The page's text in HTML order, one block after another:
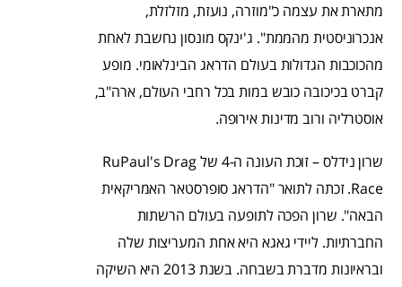
מתארת את עצמה כ"מוזרה, נועזת, מזלזלת,
אנכרוניסטית מהממת". ג'ינקס מונסון נחשבת לאחת
מהכוכבות הגדולות בעולם הדראג הבינלאומי. מופע
קברט בכיכובה כובש במות בכל רחבי העולם, ארה"ב,
אוסטרליה ורוב מדינות אירופה.
שרון נידלס – זוכת העונה ה-4 של RuPaul's Drag
Race. זכתה לתואר "הדראג סופרסטאר האמריקאית
הבאה". שרון הפכה לתופעה בעולם הרשתות
החברתיות. ליידי גאגא היא אחת המעריצות שלה
ובראיונות מדברת בשבחה. בשנת 2013 היא השיקה